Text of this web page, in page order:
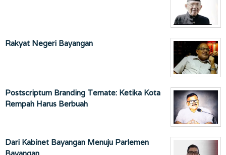
Rakyat Negeri Bayangan
Postscriptum Branding Ternate: Ketika Kota
Rempah Harus Berbuah
Dari Kabinet Bayangan Menuju Parlemen